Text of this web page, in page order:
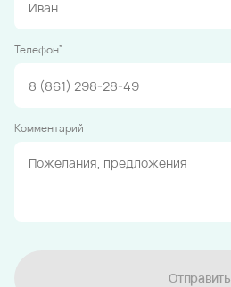
Телефон*
Комментарий
Отправить